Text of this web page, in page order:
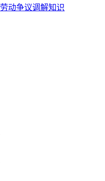
劳动争议调解知识